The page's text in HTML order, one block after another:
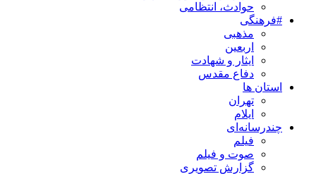
حوادث، انتظامی
#فرهنگی
مذهبی
اربعین
ایثار و شهادت
دفاع مقدس
استان ها
تهران
ایلام
چندرسانه‌ای
فیلم
صوت و فیلم
گزارش تصویری